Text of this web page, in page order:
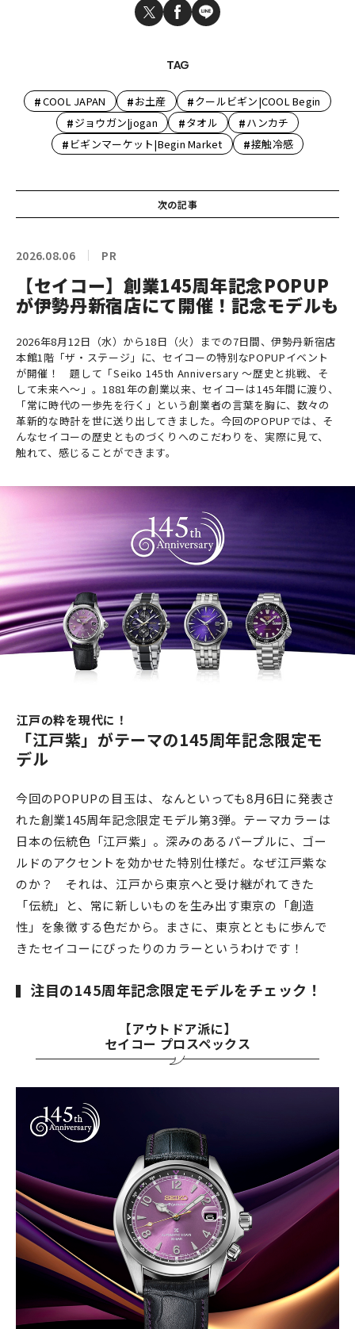
TAG
#COOL JAPAN #お土産 #クールビギン|COOL Begin
#ジョウガン|jogan #タオル #ハンカチ
# ビギンマーケット|Begin Market #接触冷感
次の記事
2026.08.06 PR
【セイコー】創業145周年記念POPUP
が伊勢丹新宿店にて開催！記念モデルも
2026年8月12日（水）から18日（火）までの7日間、伊勢丹新宿店
本館1階「ザ・ステージ」に、セイコーの特別なPOPUPイベント
が開催！ 題して「Seiko 145th Anniversary ～歴史と挑戦、そ
して未来へ～」。1881年の創業以来、セイコーは145年間に渡り、
「常に時代の一歩先を行く」という創業者の言葉を胸に、数々の
革新的な時計を世に送り出してきました。今回のPOPUPでは、そ
んなセイコーの歴史とものづくりへのこだわりを、実際に見て、
触れて、感じることができます。
江戸の粋を現代に！
「江戸紫」がテーマの145周年記念限定モ
デル
今回のPOPUPの目玉は、なんといっても8月6日に発表さ
れた創業145周年記念限定モデル第3弾。テーマカラーは
日本の伝統色「江戸紫」。深みのあるパープルに、ゴー
ルドのアクセントを効かせた特別仕様だ。なぜ江戸紫な
のか？ それは、江戸から東京へと受け継がれてきた
「伝統」と、常に新しいものを生み出す東京の「創造
性」を象徴する色だから。まさに、東京とともに歩んで
きたセイコーにぴったりのカラーというわけです！
注目の145周年記念限定モデルをチェック！
【アウトドア派に】
セイコー プロスペックス